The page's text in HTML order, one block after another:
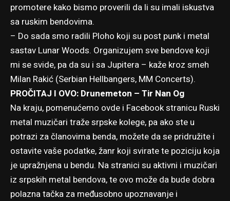
promotere kako bismo proverili da li su imali iskustva
sa ruskim bendovima.
– Do sada smo radili Ploho koji su post punk i metal
sastav Lunar Woods. Organizujem sve bendove koji
mi se svide, pa da su i sa Jupitera – kaže kroz smeh
Milan Rakić (Serbian Hellbangers, MM Concerts).
PROČITAJ I OVO: Drunemeton – Tir Nan Og
Na kraju, pomenućemo ovde i Facebook stranicu Ruski
metal muzičari traže srpske kolege, pa ako ste u
potrazi za članovima benda, možete da se pridružite i
ostavite vaše podatke, žanr koji svirate te poziciju koja
je upražnjena u bendu. Na stranici su aktivni i muzičari
iz srpskih metal bendova, te ovo može da bude dobra
polazna tačka za međusobno upoznavanje i